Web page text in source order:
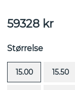
59328 kr
Størrelse
15.00 15.50